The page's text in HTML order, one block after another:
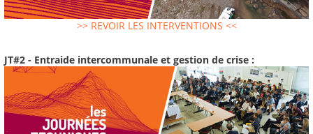
>> REVOIR LES INTERVENTIONS <<
JT#2 - Entraide intercommunale et gestion de crise :